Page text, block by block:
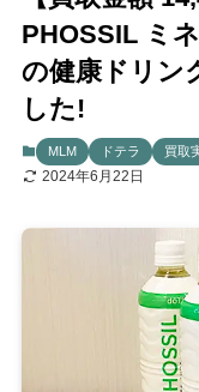
PHOSSIL ミ
の健康ドリン
した!
MLM ドテラ 買取
2024年6月22日